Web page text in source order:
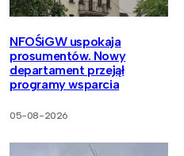
NFOŚiGW uspokaja
prosumentów. Nowy
departament przejął
programy wsparcia
05-08-2026